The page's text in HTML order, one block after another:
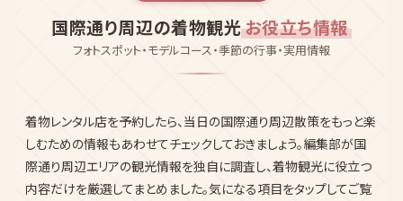
国際通り周辺の着物観光お役立ち情報
フォトスポット・モデルコース・季節の行事・実用情報
着物レンタル店を予約したら、当日の国際通り周辺散策をもっと楽
しむための情報もあわせてチェックしておきましょう。編集部が国
際通り周辺エリアの観光情報を独自に調査し、着物観光に役立つ
内容だけを厳選してまとめました。気になる項目をタップしてご覧